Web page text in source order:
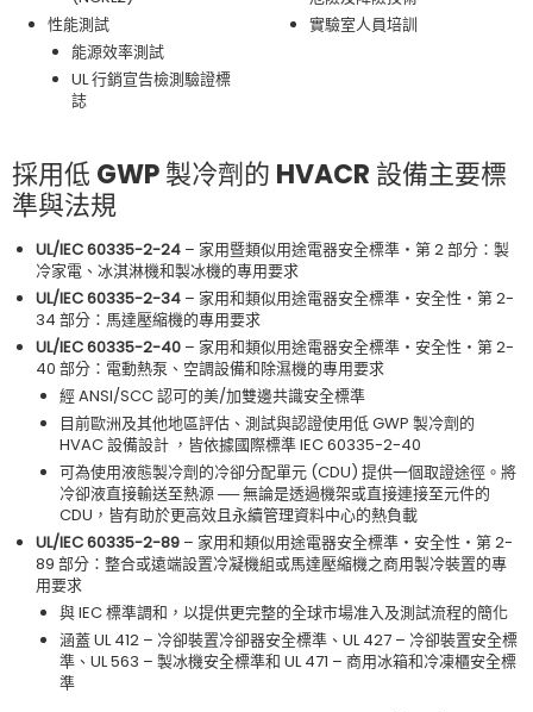
性能測試
能源效率測試
UL 行銷宣告檢測驗證標
誌
實驗室人員培訓
採用低 GWP 製冷劑的 HVACR 設備主要標
準與法規
UL/IEC 60335-2-24 – 家用暨類似用途電器安全標準‧第 2 部分：製
冷家電、冰淇淋機和製冰機的專用要求
UL/IEC 60335-2-34 – 家用和類似用途電器安全標準‧安全性‧第 2-
34 部分：馬達壓縮機的專用要求
UL/IEC 60335-2-40 – 家用和類似用途電器安全標準‧安全性‧第 2-
40 部分：電動熱泵、空調設備和除濕機的專用要求
經 ANSI/SCC 認可的美/加雙邊共識安全標準
目前歐洲及其他地區評估、測試與認證使用低 GWP 製冷劑的
HVAC 設備設計 ，皆依據國際標準 IEC 60335-2-40
可為使用液態製冷劑的冷卻分配單元 (CDU) 提供一個取證途徑。將
冷卻液直接輸送至熱源 ── 無論是透過機架或直接連接至元件的
CDU，皆有助於更高效且永續管理資料中心的熱負載
UL/IEC 60335-2-89 – 家用和類似用途電器安全標準‧安全性‧第 2-
89 部分：整合或遠端設置冷凝機組或馬達壓縮機之商用製冷裝置的專
用要求
與 IEC 標準調和，以提供更完整的全球市場准入及測試流程的簡化
涵蓋 UL 412 – 冷卻裝置冷卻器安全標準、UL 427 – 冷卻裝置安全標
準、UL 563 – 製冰機安全標準和 UL 471 – 商用冰箱和冷凍櫃安全標
準